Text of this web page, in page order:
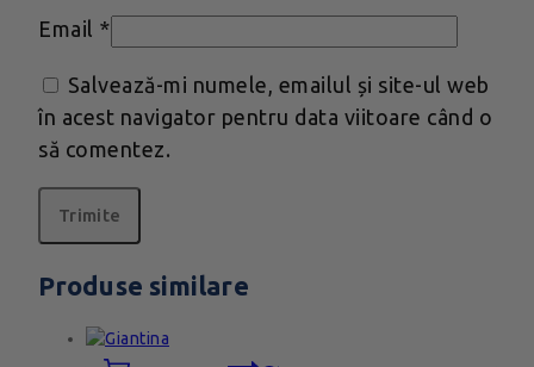
Email *
Salvează-mi numele, emailul și site-ul web
în acest navigator pentru data viitoare când o
să comentez.
Produse similare